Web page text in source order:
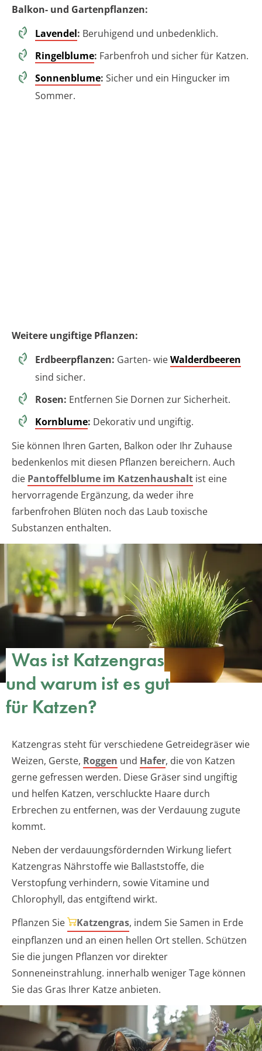
Balkon- und Gartenpflanzen:
Lavendel: Beruhigend und unbedenklich.
Ringelblume: Farbenfroh und sicher für Katzen.
Sonnenblume: Sicher und ein Hingucker im
Sommer.
Weitere ungiftige Pflanzen:
Erdbeerpflanzen: Garten- wieWalderdbeeren
sind sicher.
Rosen: Entfernen Sie Dornen zur Sicherheit.
Kornblume: Dekorativ und ungiftig.
Sie können Ihren Garten, Balkon oder Ihr Zuhause
bedenkenlos mit diesen Pflanzen bereichern. Auch
die Pantoffelblume im Katzenhaushalt ist eine
hervorragende Ergänzung, da weder ihre
farbenfrohen Blüten noch das Laub toxische
Substanzen enthalten.
Was ist Katzengras
und warum ist es gut
für Katzen?
Katzengras steht für verschiedene Getreidegräser wie
Weizen, Gerste, Roggen und Hafer, die von Katzen
gerne gefressen werden. Diese Gräser sind ungiftig
und helfen Katzen, verschluckte Haare durch
Erbrechen zu entfernen, was der Verdauung zugute
kommt.
Neben der verdauungsfördernden Wirkung liefert
Katzengras Nährstoffe wie Ballaststoffe, die
Verstopfung verhindern, sowie Vitamine und
Chlorophyll, das entgiftend wirkt.
Pflanzen Sie
Katzengras, indem Sie Samen in Erde
einpflanzen und an einen hellen Ort stellen. Schützen
Sie die jungen Pflanzen vor direkter
Sonneneinstrahlung. innerhalb weniger Tage können
Sie das Gras Ihrer Katze anbieten.